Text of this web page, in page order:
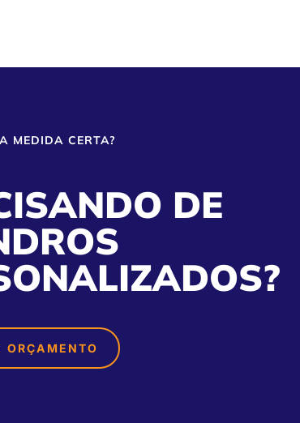
MEDIDA CERTA?
DE
ORÇAMENTO